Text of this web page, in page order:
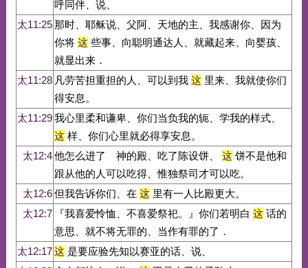
呼同伴、说、
太11:25那时、耶稣说、父阿、天地的主、我感谢你、因为
你将 这些事、向聪明通达人、就藏起来、向婴孩、
就显出来．
太11:28 凡劳苦担重担的人、可以到我 这里来、我就使你们
得安息。
太11:29我心里柔和谦卑、你们当负我的轭、学我的样式、
这样、你们心里就必得享安息。
太12:4他怎么进了 神的殿、吃了陈设饼、 这饼不是他和
跟从他的人可以吃得、惟独祭司才可以吃。
太12:6但我告诉你们、在 这里有一人比殿更大。
太12:7
『我喜爱怜恤、不喜爱祭祀。』你们若明白 这话的
意思、就不将无罪的、当作有罪的了．
太12:17这是要应验先知以赛亚的话、说、